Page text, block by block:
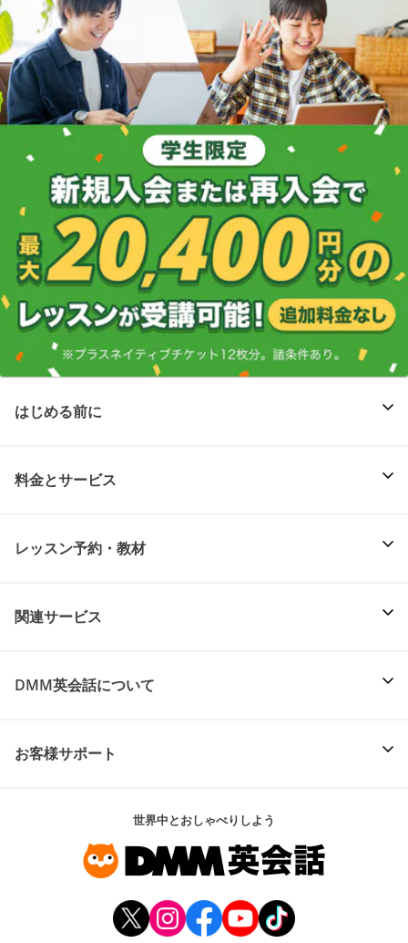
はじめる前に
料金とサービス
レッスン予約・教材
関連サービス
DMM英会話について
お客様サポート
世界中とおしゃべりしよう